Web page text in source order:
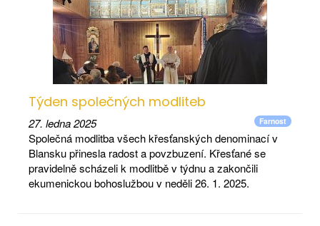
Týden společných modliteb
27. ledna 2025 Farnost
Společná modlitba všech křesťanských denominací v
Blansku přinesla radost a povzbuzení. Křesťané se
pravidelně scházeli k modlitbě v týdnu a zakončili
ekumenickou bohoslužbou v neděli 26. 1. 2025.